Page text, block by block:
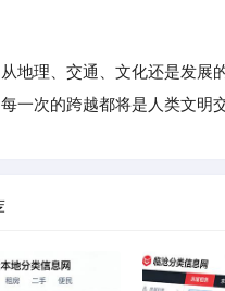
地理、交通、文化还是发展
一次的跨越都将是人类文明